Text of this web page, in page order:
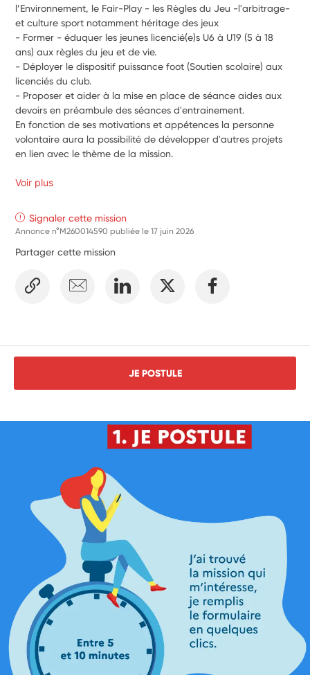
l’Environnement, le Fair-Play - les Règles du Jeu -l'arbitrage-
et culture sport notamment héritage des jeux
- Former - éduquer les jeunes licencié(e)s U6 à U19 (5 à 18
ans) aux règles du jeu et de vie.
- Déployer le dispositif puissance foot (Soutien scolaire) aux
licenciés du club.
- Proposer et aider à la mise en place de séance aides aux
En fonction de ses motivations et appétences la personne
volontaire aura la possibilité de développer d'autres projets
en lien avec le thème de la mission.
Voir plus
Signaler cette mission
Annonce n°M260014590 publiée le17 juin 2026
Partager cette mission
JE POSTULE